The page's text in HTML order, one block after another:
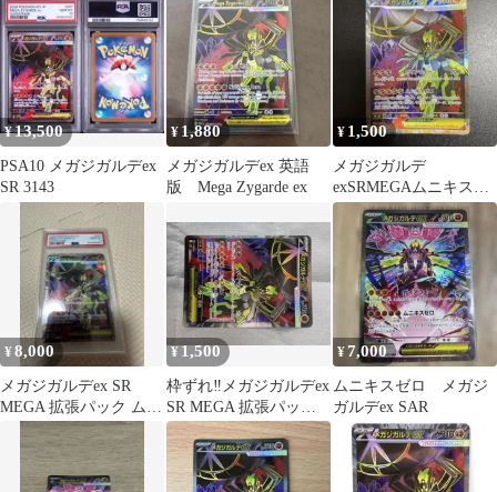
¥13,500
PSA10 メガジガルデex
SR 3143
¥ 1,880
メガジガルデex 英語
版 Mega Zygarde ex
¥ 1,500
メガジガルデ
exSRMEGAムニキスゼ
ロ キラ097/080【梱包用
シート保護】
¥8,000
メガジガルデex SR
MEGA 拡張パック ムニ
キスゼロ キラ 097/080
¥1,500
枠ずれ‼️メガジガルデex
SR MEGA 拡張パック
ムニキスゼロ
¥7,000
ムニキスゼロ メガジ
ガルデex SAR